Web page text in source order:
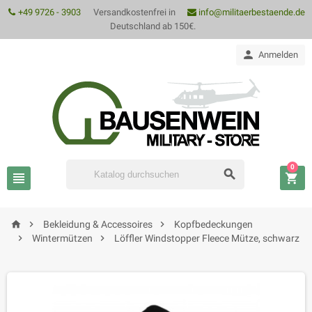
+49 9726 - 3903 info@militaerbestaende.de
Versandkostenfrei in
Deutschland ab 150€.
 Anmelden
  
0
  Bekleidung & Accessoires 
Kopfbedeckungen

Wintermützen  Löffler Windstopper Fleece Mütze, schwarz